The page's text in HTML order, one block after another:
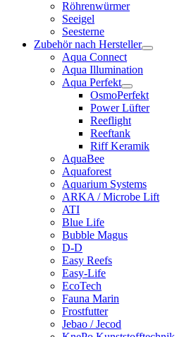
Röhrenwürmer
Seeigel
Seesterne
Zubehör nach Hersteller
Aqua Connect
Aqua Illumination
Aqua Perfekt
OsmoPerfekt
Power Lüfter
Reeflight
Reeftank
Riff Keramik
AquaBee
Aquaforest
Aquarium Systems
ARKA / Microbe Lift
ATI
Blue Life
Bubble Magus
D-D
Easy Reefs
Easy-Life
EcoTech
Fauna Marin
Frostfutter
Jebao / Jecod